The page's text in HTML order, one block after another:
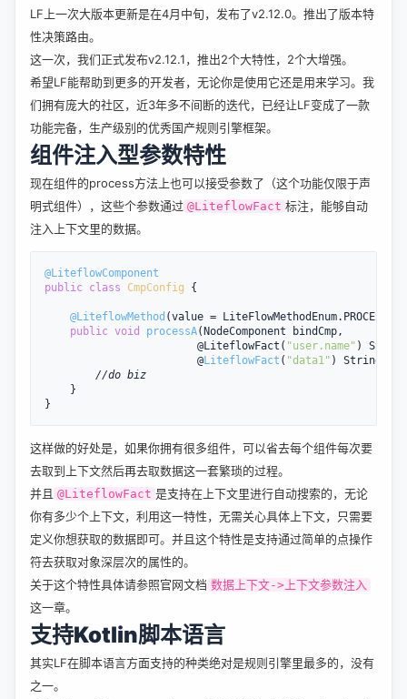
LF上一次大版本更新是在4月中旬，发布了v2.12.0。推出了版本特
性决策路由。
这一次，我们正式发布v2.12.1，推出2个大特性，2个大增强。
希望LF能帮助到更多的开发者，无论你是使用它还是用来学习。我
们拥有庞大的社区，近3年多不间断的迭代，已经让LF变成了一款
功能完备，生产级别的优秀国产规则引擎框架。
组件注入型参数特性
现在组件的process方法上也可以接受参数了（这个功能仅限于声
明式组件），这些个参数通过 @LiteflowFact 标注，能够自动
注入上下文里的数据。
@LiteflowComponent
public class CmpConfig {
@LiteflowMethod (value = LiteFlowMethodEnum.PROCESS,
public void processA(NodeComponent bindCmp,
@LiteflowFact( "user.name" )
String
@LiteflowFact ( "data1" )
String
//do biz
}
这样做的好处是，如果你拥有很多组件，可以省去每个组件每次要
去取到上下文然后再去取数据这一套繁琐的过程。
并且 @LiteflowFact 是支持在上下文里进行自动搜索的，无论
你有多少个上下文，利用这一特性，无需关心具体上下文，只需要
定义你想获取的数据即可。并且这个特性是支持通过简单的点操作
符去获取对象深层次的属性的。
关于这个特性具体请参照官网文档 数据上下文->上下文参数注入
这一章。
支持Kotlin脚本语言
其实LF在脚本语言方面支持的种类绝对是规则引擎里最多的，没有
之一。